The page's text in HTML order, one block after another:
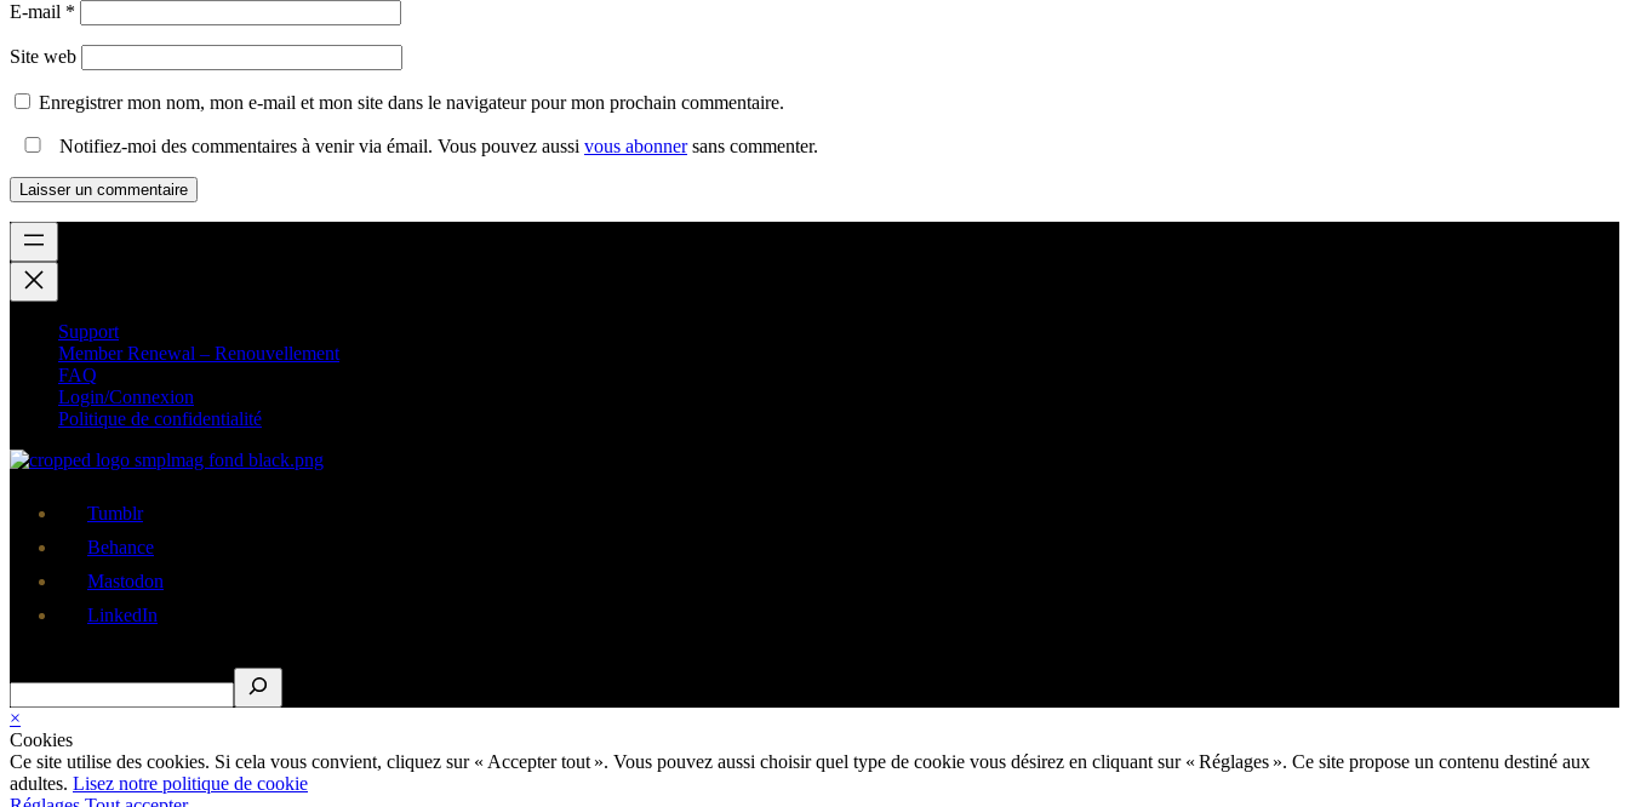
E-mail *
Site web
Enregistrer mon nom, mon e-mail et mon site dans le navigateur pour mon prochain commentaire.
Notifiez-moi des commentaires à venir via émail. Vous pouvez aussi vous abonnersans commenter.
Support
Member Renewal – Renouvellement
FAQ
Login/Connexion
Politique de confidentialité
Tumblr
Behance
Mastodon
LinkedIn
×
Cookies
Ce site utilise des cookies. Si cela vous convient, cliquez sur « Accepter tout ». Vous pouvez aussi choisir quel type de cookie vous désirez en cliquant sur « Réglages ». Ce site propose un contenu destiné aux
adultes. Lisez notre politique de cookie